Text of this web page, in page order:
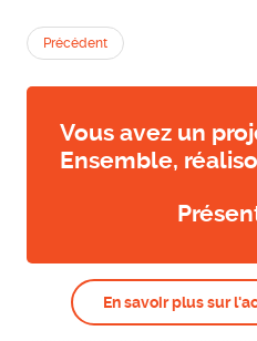
Précédent
Vous avez un
Ensemble,
En savoir plus sur